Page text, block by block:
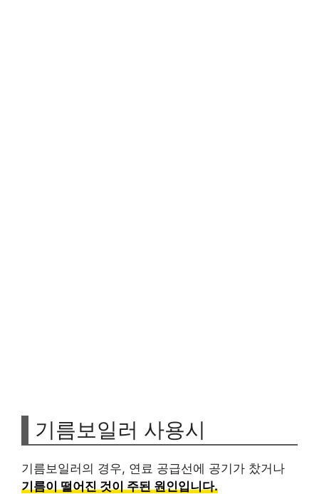
기름보일러 사용시
기름보일러의 경우, 연료 공급선에 공기가 찼거나
기름이 떨어진 것이 주된 원인입니다.